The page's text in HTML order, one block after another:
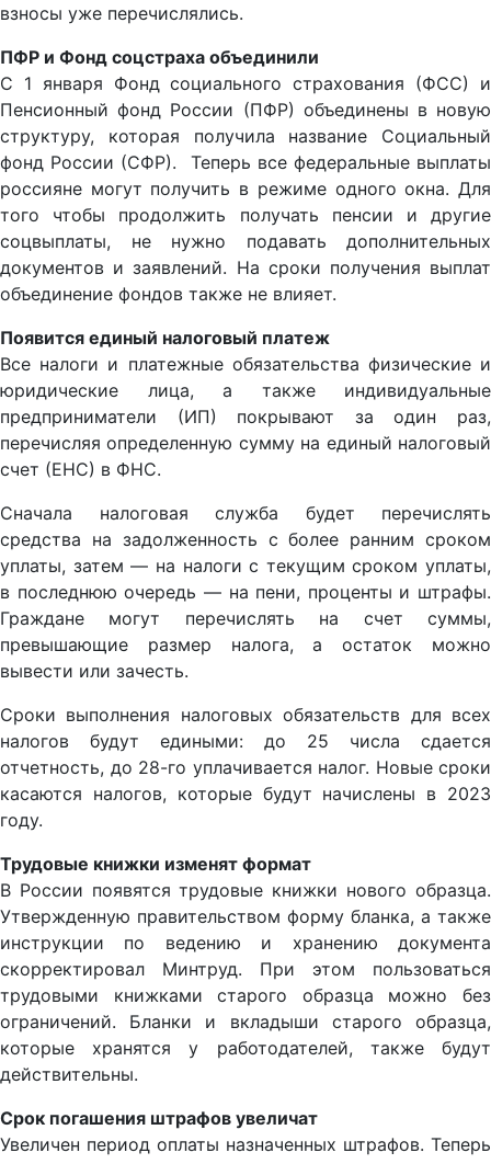
взносы уже перечислялись.
ПФР и Фонд соцстраха объединили
С 1 января Фонд социального страхования (ФСС) и
Пенсионный фонд России (ПФР) объединены в новую
структуру, которая получила название Социальный
фонд России (СФР). Теперь все федеральные выплаты
россияне могут получить в режиме одного окна. Для
того чтобы продолжить получать пенсии и другие
соцвыплаты, не нужно подавать дополнительных
документов и заявлений. На сроки получения выплат
объединение фондов также не влияет.
Появится единый налоговый платеж
Все налоги и платежные обязательства физические и
юридические лица, а также индивидуальные
предприниматели (ИП) покрывают за один раз,
перечисляя определенную сумму на единый налоговый
счет (ЕНС) в ФНС.
Сначала налоговая служба будет перечислять
средства на задолженность с более ранним сроком
уплаты, затем — на налоги с текущим сроком уплаты,
в последнюю очередь — на пени, проценты и штрафы.
Граждане могут перечислять на счет суммы,
превышающие размер налога, а остаток можно
вывести или зачесть.
Сроки выполнения налоговых обязательств для всех
налогов будут едиными: до 25 числа сдается
отчетность, до 28-го уплачивается налог. Новые сроки
касаются налогов, которые будут начислены в 2023
году.
Трудовые книжки изменят формат
В России появятся трудовые книжки нового образца.
Утвержденную правительством форму бланка, а также
инструкции по ведению и хранению документа
скорректировал Минтруд. При этом пользоваться
трудовыми книжками старого образца можно без
ограничений. Бланки и вкладыши старого образца,
которые хранятся у работодателей, также будут
действительны.
Срок погашения штрафов увеличат
Увеличен период оплаты назначенных штрафов. Теперь